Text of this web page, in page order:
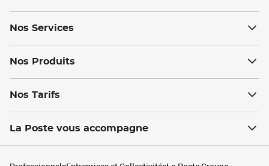
Nos Services
Nos Produits
Nos Tarifs
La Poste vous accompagne